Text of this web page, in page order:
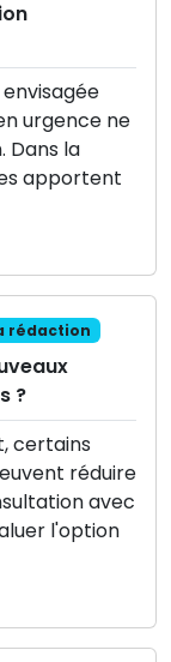
urgence ne
Dans la
apportent
rédaction
?
certains
réduire
avec
l'option